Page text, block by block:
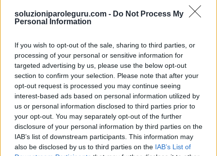
soluzioniparoleguru.com - Do Not Process My
Personal Information
If you wish to opt-out of the sale, sharing to third parties, or
processing of your personal or sensitive information for
targeted advertising by us, please use the below opt-out
section to confirm your selection. Please note that after your
opt-out request is processed you may continue seeing
interest-based ads based on personal information utilized by
us or personal information disclosed to third parties prior to
your opt-out. You may separately opt-out of the further
disclosure of your personal information by third parties on the
IAB’s list of downstream participants. This information may
also be disclosed by us to third parties on the IAB’s List of
Parole bonus:
T
E N I
A
U
N I T
A
V
E N I
A
I
E N
A
N
A V
I
V
I T
A
V
A
I